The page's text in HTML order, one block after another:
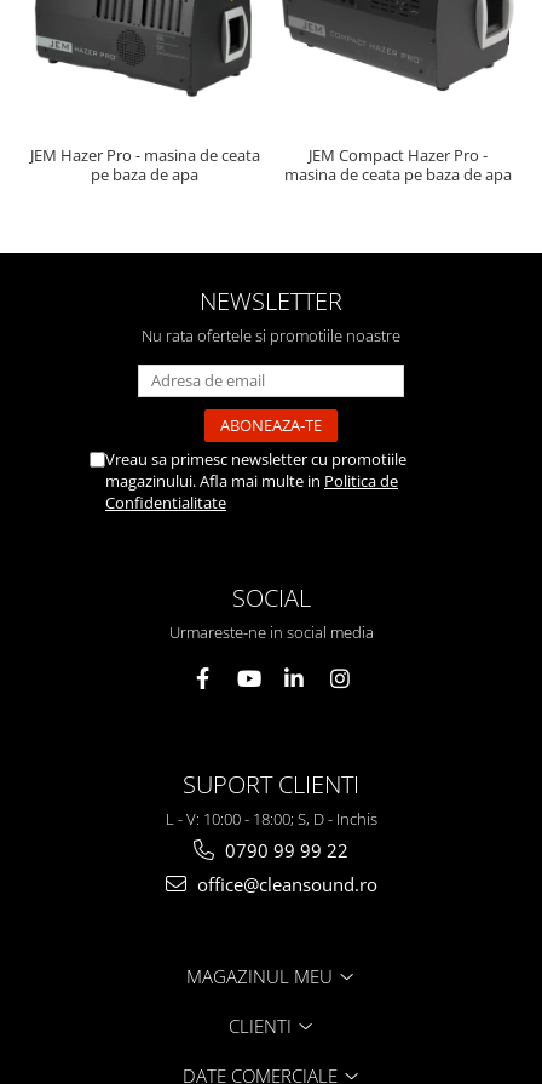
JEM Hazer Pro - masina de ceata
pe baza de apa
JEM Compact Hazer Pro -
masina de ceata pe baza de apa
NEWSLETTER
Nu rata ofertele si promotiile noastre
Vreau sa primesc newsletter cu promotiile
magazinului. Afla mai multe in Politica de
Confidentialitate
SOCIAL
Urmareste-ne in social media
SUPORT CLIENTI
L - V: 10:00 - 18:00; S, D - Inchis
0790 99 99 22
office@cleansound.ro
MAGAZINUL MEU
CLIENTI
DATE COMERCIALE